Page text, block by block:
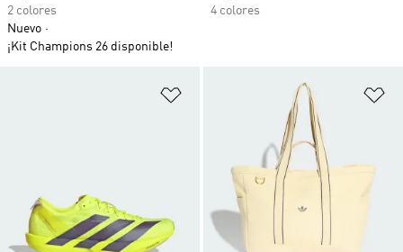
2 colores
Nuevo
¡Kit Champions 26 disponible!
4 colores
Añadir a la lista de deseos